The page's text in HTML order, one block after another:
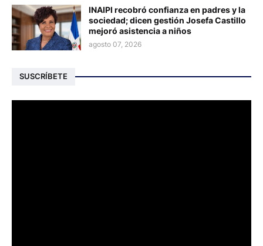
INAIPI recobró confianza en padres y la
sociedad; dicen gestión Josefa Castillo
mejoró asistencia a niños
agosto 07, 2026
SUSCRÍBETE